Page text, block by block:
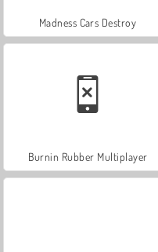
Madness Cars Destroy
Burnin Rubber Multiplayer